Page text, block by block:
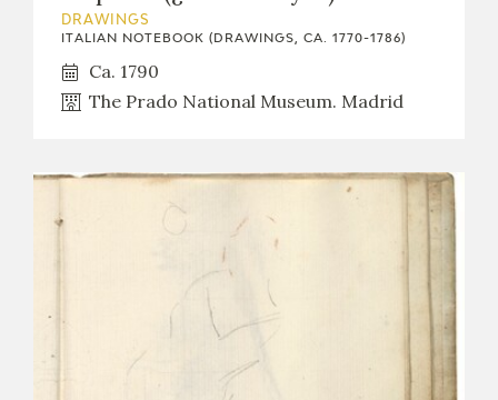
DRAWINGS
ITALIAN NOTEBOOK (DRAWINGS, CA. 1770-1786)
Ca. 1790
The Prado National Museum. Madrid